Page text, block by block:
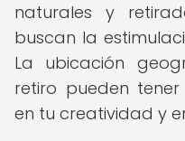
naturales y
buscan la
La ubicación
retiro pueden
en tu creatividad y